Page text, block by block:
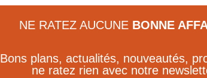
NE RATEZ AUCUNE BONNE
Bons plans, actualités, nouveautés,
ne ratez rien avec notre